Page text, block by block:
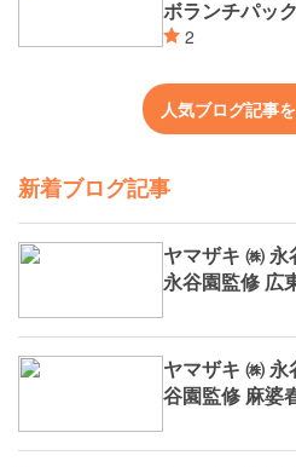
2
人気ブログ記事
新着ブログ記事
ヤマザキ ㈱ 永谷園 (広東風かに玉) コラボ
永谷園監修 広
ヤマザキ ㈱ 永谷園 (麻婆春雨) コラボ 永
谷園監修 麻婆